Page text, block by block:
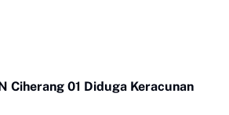
Ciherang 01 Diduga Keracunan